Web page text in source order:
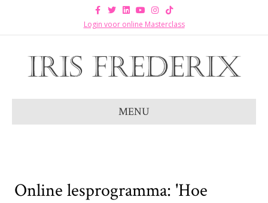
Facebook
TwitterLinkedinYoutubeInstagram
Tiktok
Login voor online Masterclass
MENU
Online lesprogramma: 'Hoe